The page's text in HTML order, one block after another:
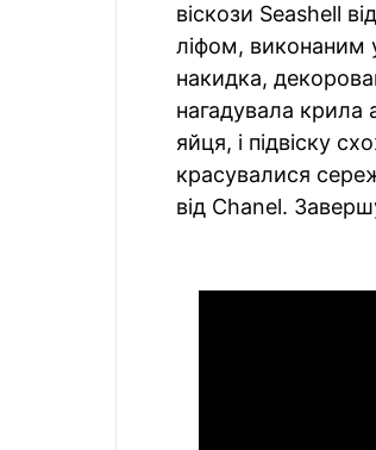
віскози Seashell
ліфом, виконаним
накидка,
нагадувала крила
яйця, і підвіску
красувалися
від Chanel.